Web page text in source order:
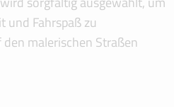
und Fahrspaß zu
malerischen Straßen